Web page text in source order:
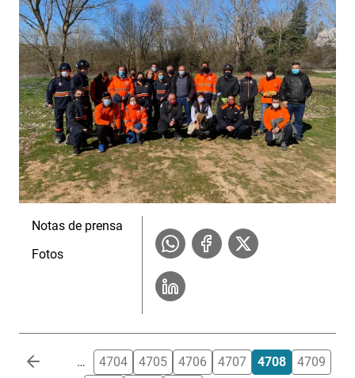
Notas de prensa
Fotos
Paginación … 4704 4705 4706 4707 4708
4709